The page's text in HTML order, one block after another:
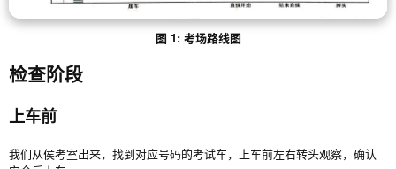
图 1: 考场路线图
检查阶段
上车前
我们从侯考室出来，找到对应号码的考试车，上车前左右转头观察，确认